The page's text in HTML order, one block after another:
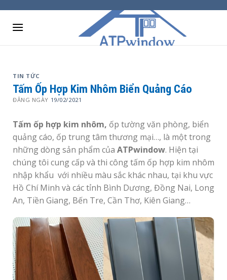
content
TIN TỨC
Tấm Ốp Hợp Kim Nhôm Biển Quảng Cáo
ĐĂNG NGÀY 19/02/2021
Tấm ốp hợp kim nhôm, ốp tường văn phòng, biển
quảng cáo, ốp trung tâm thương mại…, là một trong
những dòng sản phẩm của ATPwindow. Hiện tại
chúng tôi cung cấp và thi công tấm ốp hợp kim nhôm
nhập khẩu với nhiều màu sắc khác nhau, tại khu vực
Hồ Chí Minh và các tỉnh Bình Dương, Đồng Nai, Long
An, Tiền Giang, Bến Tre, Cần Thơ, Kiên Giang…